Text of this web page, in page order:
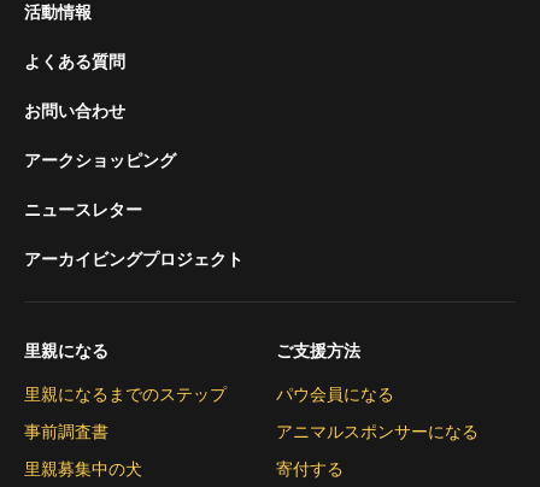
活動情報
よくある質問
お問い合わせ
アークショッピング
ニュースレター
アーカイビングプロジェクト
里親になる
里親になるまでのステップ
事前調査書
里親募集中の犬
ご支援方法
パウ会員になる
アニマルスポンサーになる
寄付する